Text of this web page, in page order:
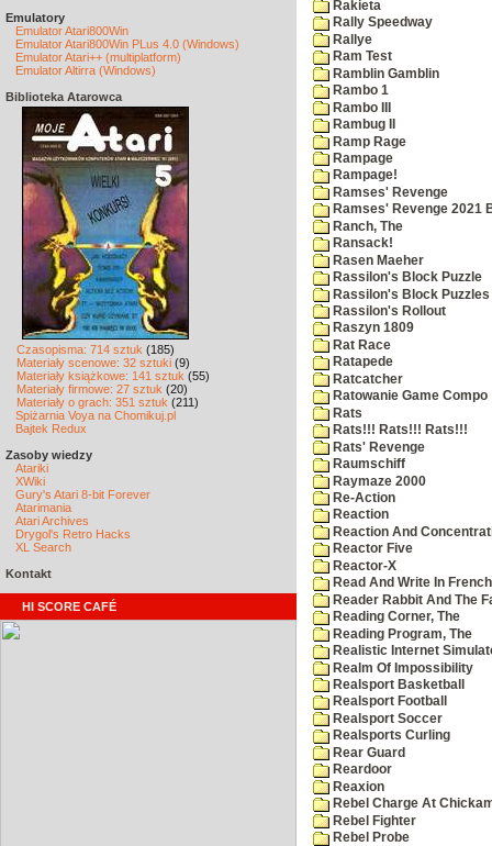
Emulatory
Emulator Atari800Win
Emulator Atari800Win PLus 4.0 (Windows)
Emulator Atari++ (multiplatform)
Emulator Altirra (Windows)
Biblioteka Atarowca
Czasopisma: 714 sztuk (185)
Materiały scenowe: 32 sztuki (9)
Materiały książkowe: 141 sztuk (55)
Materiały firmowe: 27 sztuk (20)
Materiały o grach: 351 sztuk (211)
Spiżarnia Voya na Chomikuj.pl
Bajtek Redux
Zasoby wiedzy
Atariki
XWiki
Gury's Atari 8-bit Forever
Atarimania
Atari Archives
Drygol's Retro Hacks
XL Search
Kontakt
HI SCORE CAFÉ
Rakieta
Rally Speedway
Rallye
Ram Test
Ramblin Gamblin
Rambo 1
Rambo III
Rambug II
Ramp Rage
Rampage
Rampage!
Ramses' Revenge
Ramses' Revenge 2021
Ranch, The
Ransack!
Rasen Maeher
Rassilon's Block Puzzle
Rassilon's Block Puzzles
Rassilon's Rollout
Raszyn 1809
Rat Race
Ratapede
Ratcatcher
Ratowanie Game Compo
Rats
Rats!!! Rats!!! Rats!!!
Rats' Revenge
Raumschiff
Raymaze 2000
Re-Action
Reaction
Reaction And
Reactor Five
Reactor-X
Read And Write In
Reader Rabbit And The
Reading Corner, The
Reading Program, The
Realistic Internet
Realm Of Impossibility
Realsport Basketball
Realsport Football
Realsport Soccer
Realsports Curling
Rear Guard
Reardoor
Reaxion
Rebel Charge At
Rebel Fighter
Rebel Probe